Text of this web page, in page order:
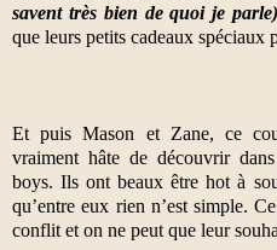
savent très bien de quoi je parle)
que leurs petits cadeaux spéciaux
Et puis Mason et Zane, ce
vraiment hâte de découvrir
boys. Ils ont beaux être hot à
qu’entre eux rien n’est simple.
conflit et on ne peut que leur